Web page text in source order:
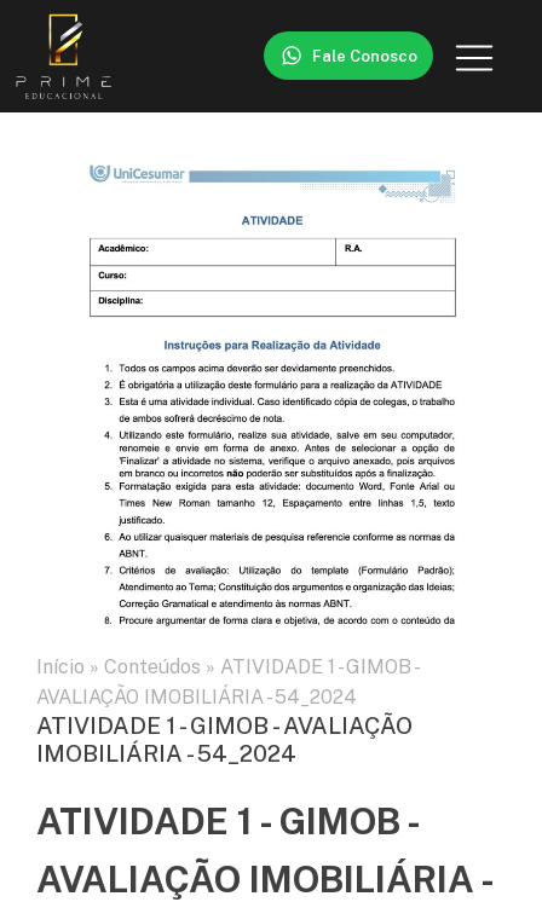
Fale Conosco
Início » Conteúdos » ATIVIDADE 1 - GIMOB -
AVALIAÇÃO IMOBILIÁRIA - 54_2024
ATIVIDADE 1 - GIMOB - AVALIAÇÃO
IMOBILIÁRIA - 54_2024
ATIVIDADE 1 - GIMOB -
AVALIAÇÃO IMOBILIÁRIA -